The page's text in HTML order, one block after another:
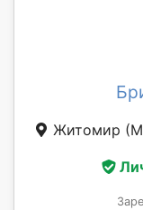
Житомир